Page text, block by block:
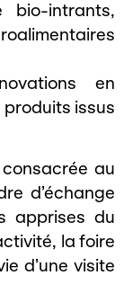
bio-intrants,
en
issus
au
d’échange
apprises du
la foire
d’une visite